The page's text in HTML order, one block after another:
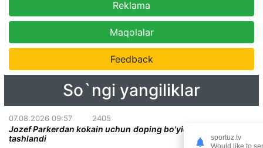
Reklama
Maqolalar
Feedback
So`ngi yangiliklar
07.08.2026 09:57 2405
Jozef Parkerdan kokain uchun doping bo'yicha ayblovlar olib
tashlandi
sportuz.tv
Would like to